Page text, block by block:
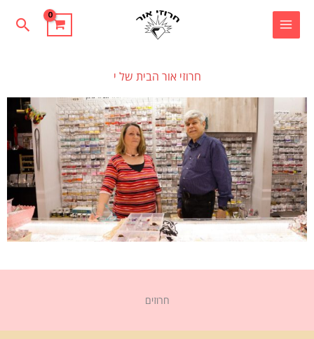
דילוג
חיפוש
חרוזי אור הבית של וצר י
חרוזים